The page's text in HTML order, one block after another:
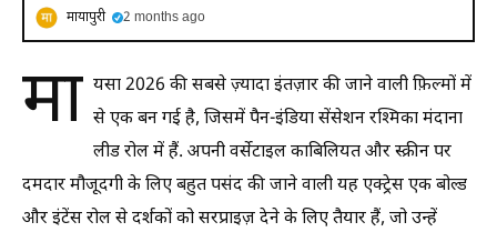
मायापुरी 2 months ago
मा यसा 2026 की सबसे ज़्यादा इंतज़ार की जाने वाली फ़िल्मों में
से एक बन गई है, जिसमें पैन-इंडिया सेंसेशन रश्मिका मंदाना
लीड रोल में हैं. अपनी वर्सेटाइल काबिलियत और स्क्रीन पर
दमदार मौजूदगी के लिए बहुत पसंद की जाने वाली यह एक्ट्रेस एक बोल्ड
और इंटेंस रोल से दर्शकों को सरप्राइज़ देने के लिए तैयार हैं, जो उन्हें